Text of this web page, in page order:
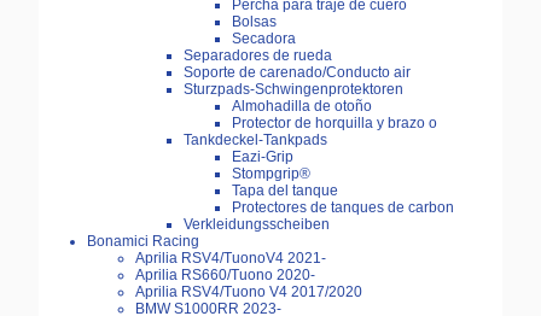
Percha para traje de cuero
Bolsas
Secadora
Separadores de rueda
Soporte de carenado/Conducto air
Sturzpads-Schwingenprotektoren
Almohadilla de otoño
Protector de horquilla y brazo o
Tankdeckel-Tankpads
Eazi-Grip
Stompgrip®
Tapa del tanque
Protectores de tanques de carbon
Verkleidungsscheiben
Bonamici Racing
Aprilia RSV4/TuonoV4 2021-
Aprilia RS660/Tuono 2020-
Aprilia RSV4/Tuono V4 2017/2020
BMW S1000RR 2023-